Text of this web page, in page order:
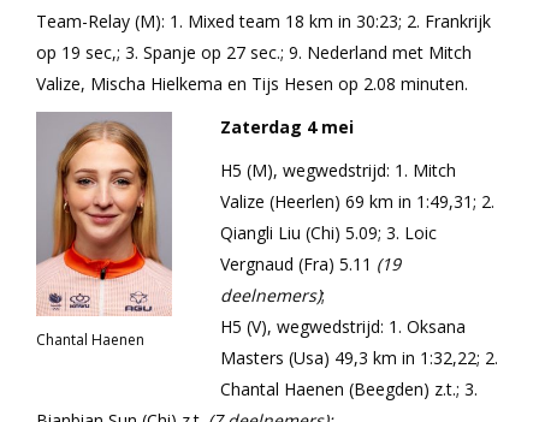
Team-Relay (M): 1. Mixed team 18 km in 30:23; 2. Frankrijk
op 19 sec,; 3. Spanje op 27 sec.; 9. Nederland met Mitch
Valize, Mischa Hielkema en Tijs Hesen op 2.08 minuten.
Chantal Haenen
Zaterdag 4 mei
H5 (M), wegwedstrijd: 1. Mitch
Valize (Heerlen) 69 km in 1:49,31; 2.
Qiangli Liu (Chi) 5.09; 3. Loic
Vergnaud (Fra) 5.11 (19
deelnemers);
H5 (V), wegwedstrijd: 1. Oksana
Masters (Usa) 49,3 km in 1:32,22; 2.
Chantal Haenen (Beegden) z.t.; 3.